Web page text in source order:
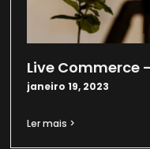
Live Commerce
janeiro 19, 2023
Ler mais >